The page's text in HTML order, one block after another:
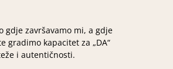
gdje završavamo mi, a gdje
kapacitet za „DA“
i autentičnosti.